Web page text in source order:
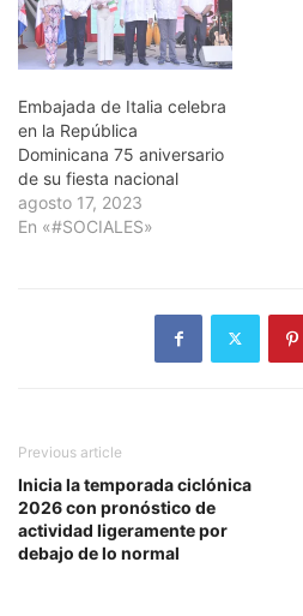
Embajada de Italia celebra
en la República
Dominicana 75 aniversario
de su fiesta nacional
agosto 17, 2023
En «#SOCIALES»
Previous article
Inicia la temporada ciclónica
2026 con pronóstico de
actividad ligeramente por
debajo de lo normal